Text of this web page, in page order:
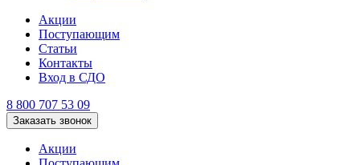
Акции
Поступающим
Статьи
Контакты
Вход в СДО
8 800 707 53 09
Заказать звонок
Акции